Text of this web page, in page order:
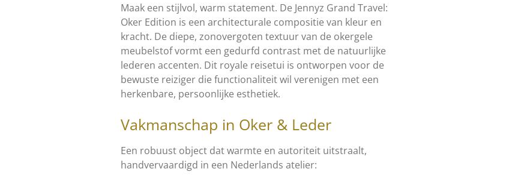
Maak een stijlvol, warm statement. De Jennyz Grand Travel:
Oker Edition is een architecturale compositie van kleur en
kracht. De diepe, zonovergoten textuur van de okergele
meubelstof vormt een gedurfd contrast met de natuurlijke
lederen accenten. Dit royale reisetui is ontworpen voor de
bewuste reiziger die functionaliteit wil verenigen met een
herkenbare, persoonlijke esthetiek.
Vakmanschap in Oker & Leder
Een robuust object dat warmte en autoriteit uitstraalt,
handvervaardigd in een Nederlands atelier: